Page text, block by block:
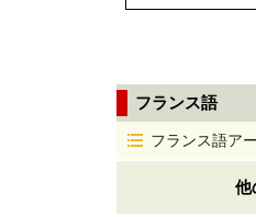
フランス語
フランス語ア
他